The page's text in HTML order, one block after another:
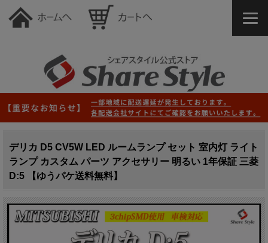
デリカ D5 CV5W LED ルームランプ セット 室内灯 ライト
ランプ カスタム パーツ アクセサリー 明るい 1年保証 三菱
D:5 【ゆうパケ送料無料】